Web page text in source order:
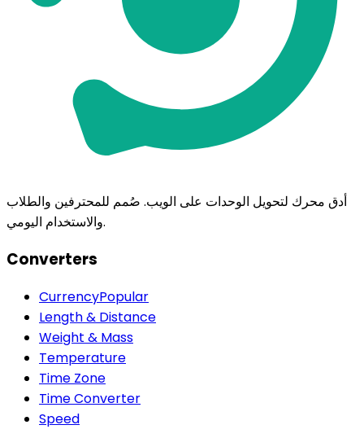
أدق محرك لتحويل الوحدات على الويب. صُمم للمحترفين والطلاب
والاستخدام اليومي.
Converters
CurrencyPopular
Length & Distance
Weight & Mass
Temperature
Time Zone
Time Converter
Speed